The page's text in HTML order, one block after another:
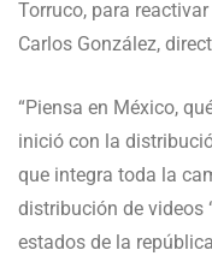
Torruco, para
Carlos González,
“Piensa en México,
inició con la
que integra toda la
distribución de videos
estados de la